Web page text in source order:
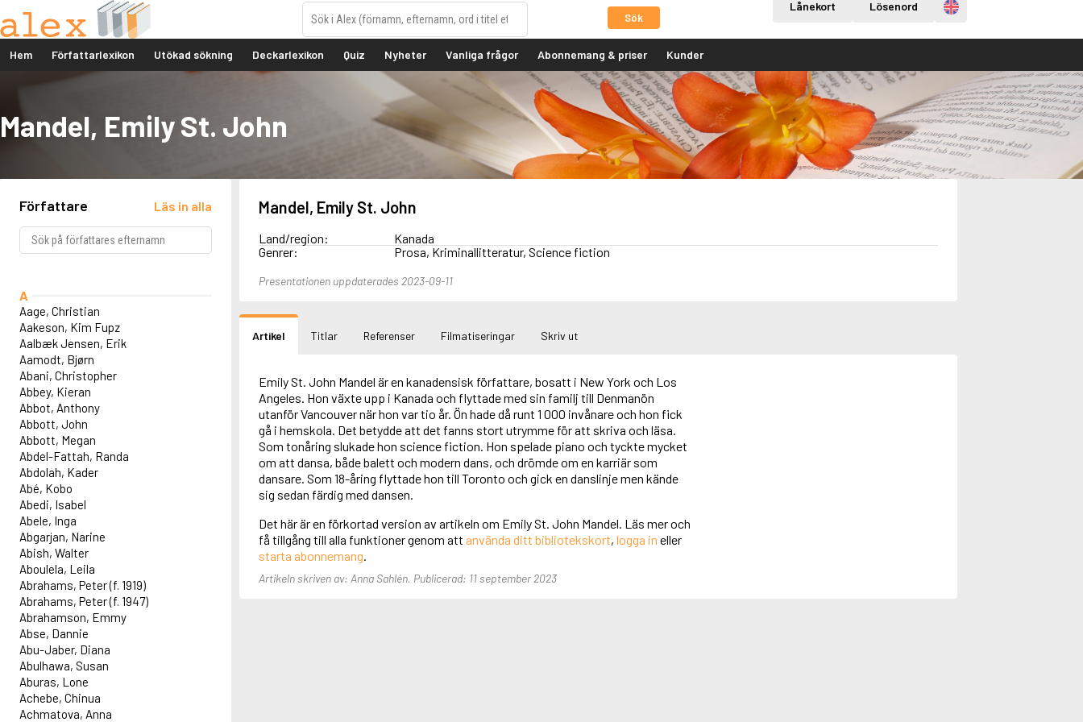
Sök
Lånekort Lösenord Engelska
Hem Författarlexikon Utökad sökning Deckarlexikon Quiz Nyheter Vanliga frågor Abonnemang & priser Kunder
Mandel, Emily St. John
Författare Läs in alla
A
Aage, Christian
Aakeson, Kim Fupz
Aalbæk Jensen, Erik
Aamodt, Bjørn
Abani, Christopher
Abbey, Kieran
Abbot, Anthony
Abbott, John
Abbott, Megan
Abdel-Fattah, Randa
Abdolah, Kader
Abé, Kobo
Abedi, Isabel
Abele, Inga
Abgarjan, Narine
Abish, Walter
Aboulela, Leila
Abrahams, Peter (f. 1919)
Abrahams, Peter (f. 1947)
Abrahamson, Emmy
Abse, Dannie
Abu-Jaber, Diana
Abulhawa, Susan
Aburas, Lone
Achebe, Chinua
Achmatova, Anna
Mandel, Emily St. John
Land/region:
Kanada
Genrer:
Prosa, Kriminallitteratur, Science fiction
Presentationen uppdaterades 2023-09-11
Artikel Titlar Referenser Filmatiseringar Skriv ut
Emily St. John Mandel är en kanadensisk författare, bosatt i New York och Los
Angeles. Hon växte upp i Kanada och flyttade med sin familj till Denmanön
utanför Vancouver när hon var tio år. Ön hade då runt 1 000 invånare och hon fick
gå i hemskola. Det betydde att det fanns stort utrymme för att skriva och läsa.
Som tonåring slukade hon science fiction. Hon spelade piano och tyckte mycket
om att dansa, både balett och modern dans, och drömde om en karriär som
dansare. Som 18-åring flyttade hon till Toronto och gick en danslinje men kände
sig sedan färdig med dansen.
Det här är en förkortad version av artikeln om Emily St. John Mandel. Läs mer och
få tillgång till alla funktioner genom att använda ditt bibliotekskort, logga in eller
starta abonnemang.
Artikeln skriven av: Anna Sahlén. Publicerad: 11 september 2023